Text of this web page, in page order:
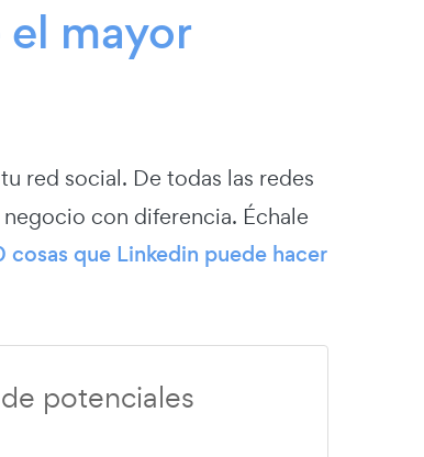
mayor
red social. De todas las redes
con diferencia. Échale
cosas que Linkedin puede hacer
potenciales